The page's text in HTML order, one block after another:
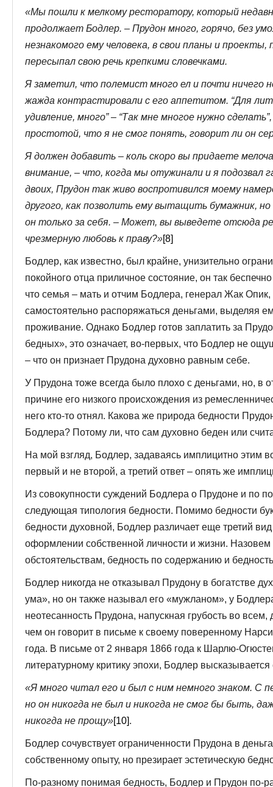
«Мы пошли к мелкому ресторатору, который
продолжает Бодлер. – Прудон много, горячо, без
незнакомого ему человека, в свои планы и
пересыпал свою речь крепкими словечками.
Я заметил, что полемист много ел и почти ничего
жажда контрастировали с его аппетитом. “Для
удивление, много” – “Так мне многое нужно
простотой, что я не смог понять, говорит ли он
Я должен добавить – коль скоро вы придаете
внимание, – что, когда мы отужинали и я подозвал
двоих, Прудон так живо воспротивился моему
другого, как позволить ему вытащить бумажник,
он только за себя. – Может, вы выведете отсюда
чрезмерную любовь к праву?»[8]
Бодлер, как известно, был крайне, унизительно
покойного отца приличное состояние, он так
что семья – мать и отчим Бодлера, генерал Жак
самостоятельно распоряжаться деньгами, выделяя
проживание. Однако Бодлер готов заплатить за
бедных», это означает, во-первых, что Бодлер не
– что он признает Прудона духовно равным себе.
У Прудона тоже всегда было плохо с деньгами, но, в
причине его низкого происхождения из
него кто-то отнял. Какова же природа бедности
Бодлера? Потому ли, что сам духовно беден или
На мой взгляд, Бодлер, задаваясь имплицитно этим
первый и не второй, а третий ответ – опять же
Из совокупности суждений Бодлера о Прудоне и по
следующая типология бедности. Помимо бедности
бедности духовной, Бодлер различает еще третий
оформлении собственной личности и жизни. Назовем
обстоятельствам, бедность по содержанию и
Бодлер никогда не отказывал Прудону в богатстве
ума», но он также называл его «мужланом», у
неотесанность Прудона, напускная грубость во
чем он говорит в письме к своему поверенному
года. В письме от 2 января 1866 года к Шарлю-
литературному критику эпохи, Бодлер
«Я много читал его и был с ним немного знаком. С
но он никогда не был и никогда не смог бы быть,
никогда не прощу»[10].
Бодлер сочувствует ограниченности Прудона в
собственному опыту, но презирает эстетическую
По-разному понимая бедность, Бодлер и Прудон по-